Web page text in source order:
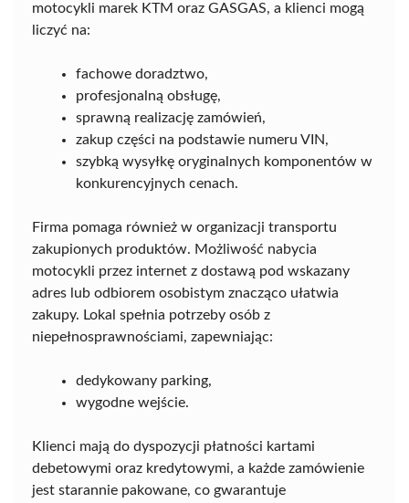
motocykli marek KTM oraz GASGAS, a klienci mogą
liczyć na:
fachowe doradztwo,
profesjonalną obsługę,
sprawną realizację zamówień,
zakup części na podstawie numeru VIN,
szybką wysyłkę oryginalnych komponentów w
konkurencyjnych cenach.
Firma pomaga również w organizacji transportu
zakupionych produktów. Możliwość nabycia
motocykli przez internet z dostawą pod wskazany
adres lub odbiorem osobistym znacząco ułatwia
zakupy. Lokal spełnia potrzeby osób z
niepełnosprawnościami, zapewniając:
dedykowany parking,
wygodne wejście.
Klienci mają do dyspozycji płatności kartami
debetowymi oraz kredytowymi, a każde zamówienie
jest starannie pakowane, co gwarantuje